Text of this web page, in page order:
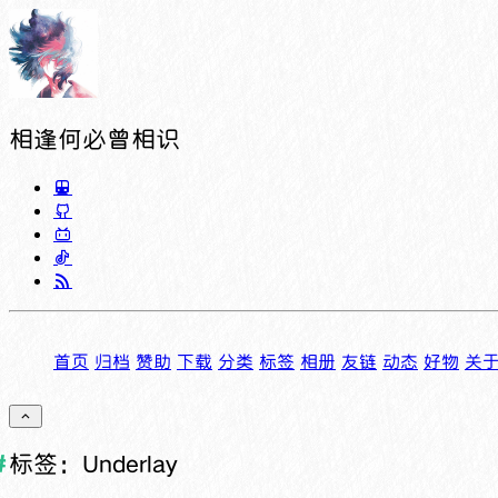
相逢何必曾相识
首页 归档 赞助 下载 分类 标签 相册 友链 动态 好物 关
标签：Underlay